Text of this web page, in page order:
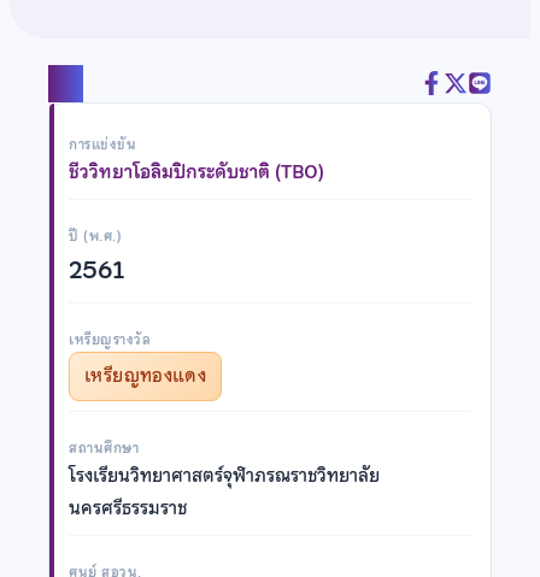
การแข่งขัน
ชีววิทยาโอลิมปิกระดับชาติ (TBO)
ปี (พ.ศ.)
2561
เหรียญรางวัล
เหรียญทองแดง
สถานศึกษา
โรงเรียนวิทยาศาสตร์จุฬาภรณราชวิทยาลัย
นครศรีธรรมราช
ศูนย์ สอวน.